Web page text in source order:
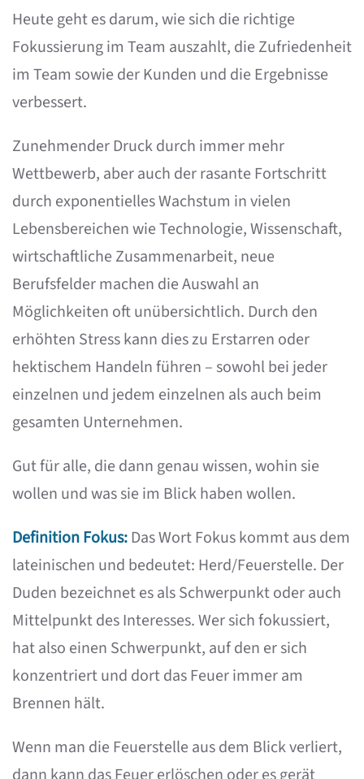
Heute geht es darum, wie sich die richtige
Fokussierung im Team auszahlt, die Zufriedenheit
im Team sowie der Kunden und die Ergebnisse
verbessert.
Zunehmender Druck durch immer mehr
Wettbewerb, aber auch der rasante Fortschritt
durch exponentielles Wachstum in vielen
Lebensbereichen wie Technologie, Wissenschaft,
wirtschaftliche Zusammenarbeit, neue
Berufsfelder machen die Auswahl an
Möglichkeiten oft unübersichtlich. Durch den
erhöhten Stress kann dies zu Erstarren oder
hektischem Handeln führen – sowohl bei jeder
einzelnen und jedem einzelnen als auch beim
gesamten Unternehmen.
Gut für alle, die dann genau wissen, wohin sie
wollen und was sie im Blick haben wollen.
Definition Fokus:Das Wort Fokus kommt aus dem
lateinischen und bedeutet: Herd/Feuerstelle. Der
Duden bezeichnet es als Schwerpunkt oder auch
Mittelpunkt des Interesses. Wer sich fokussiert,
hat also einen Schwerpunkt, auf den er sich
konzentriert und dort das Feuer immer am
Brennen hält.
Wenn man die Feuerstelle aus dem Blick verliert,